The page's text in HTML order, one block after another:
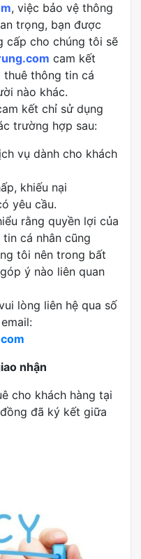
, việc bảo vệ thông
trọng, bạn được
cấp cho chúng tôi sẽ
cam kết
thuê thông tin cá
nào khác.
kết chỉ sử dụng
trường hợp sau:
vụ dành cho khách
khiếu nại
yêu cầu.
rằng quyền lợi của
cá nhân cũng
tôi nên trong bất
ý nào liên quan
lòng liên hệ qua số
nhận
cho khách hàng tại
đã ký kết giữa